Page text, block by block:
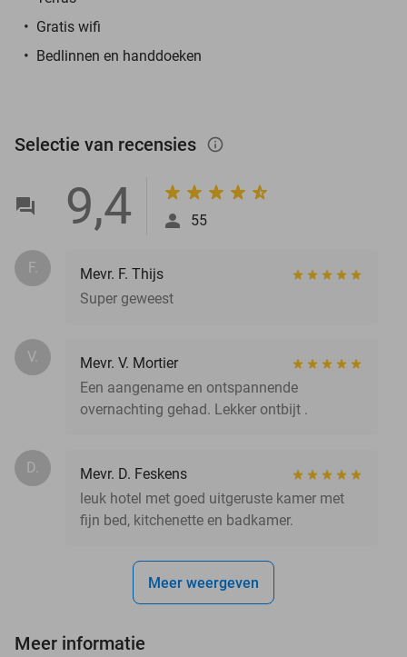
Gratis wifi
Bedlinnen en handdoeken
Selectie van recensies info_outlined
9,4 55
F.
Mevr. F. Thijs
Super geweest
V.
Mevr. V. Mortier
Een aangename en ontspannende
overnachting gehad. Lekker ontbijt .
D.
Mevr. D. Feskens
leuk hotel met goed uitgeruste kamer met
fijn bed, kitchenette en badkamer.
Meer weergeven
Meer informatie